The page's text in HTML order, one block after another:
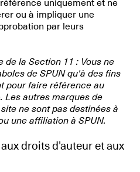
uniquement et ne
ou à impliquer une
par leurs
la Section 11 : Vous ne
de SPUN qu'à des fins
pour faire référence au
Les autres marques de
ne sont pas destinées à
une affiliation à SPUN.
droits d'auteur et aux